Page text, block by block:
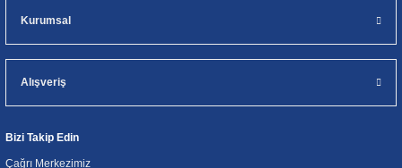
Kurumsal
Alışveriş
Bizi Takip Edin
Çağrı Merkezimiz